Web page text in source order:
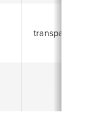
transparant